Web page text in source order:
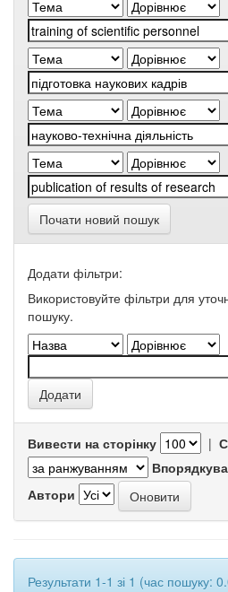
Почати новий пошук
Додати фільтри:
Використовуйте фільтри для
пошуку.
Вивести на сторінку |
Автори
Результати 1-1 зі 1 (час пошуку: